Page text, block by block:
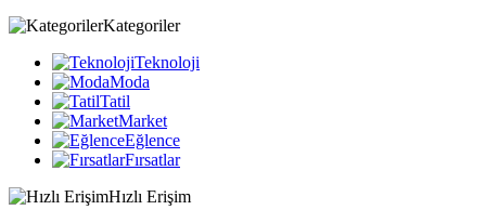
Kategoriler
Teknoloji
Moda
Tatil
Market
Eğlence
Fırsatlar
Hızlı Erişim